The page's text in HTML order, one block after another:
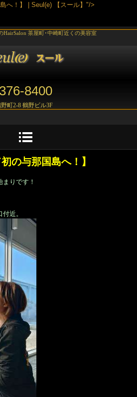
へ！】 | Seul(e) 【スール】"/>
HairSalon 茶屋町･中崎町近くの美容室
8400
野町2-8 鶴野ビル3F
の与那国島へ！】
りです！
近。